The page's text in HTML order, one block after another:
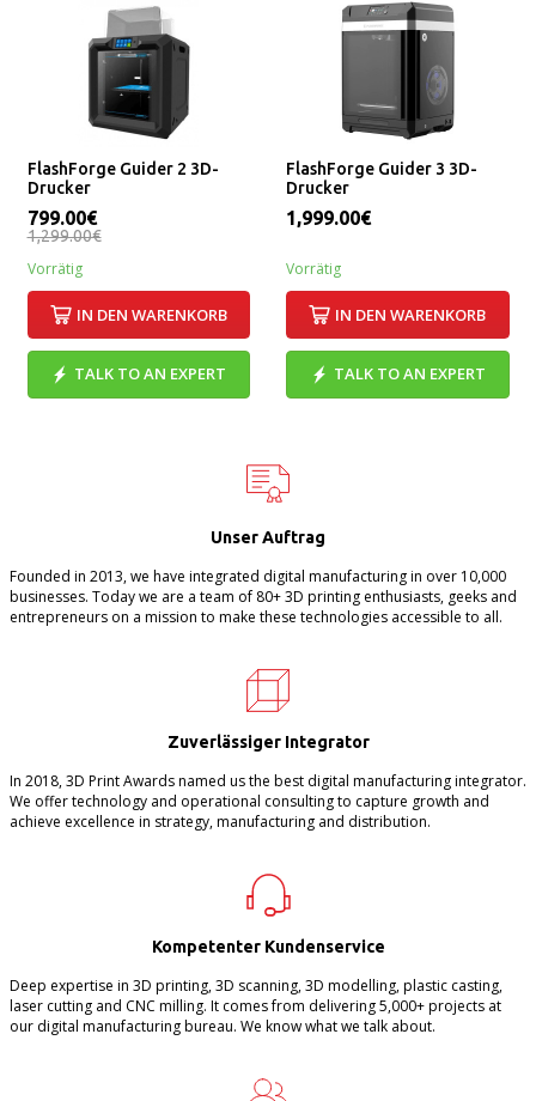
FlashForge Guider 2 3D-
Drucker
799.00€
1,299.00€
Vorrätig
IN DEN WARENKORB
TALK TO AN EXPERT
FlashForge Guider 3 3D-
Drucker
1,999.00€
Vorrätig
IN DEN WARENKORB
TALK TO AN EXPERT
Unser Auftrag
Founded in 2013, we have integrated digital manufacturing in over 10,000
businesses. Today we are a team of 80+ 3D printing enthusiasts, geeks and
entrepreneurs on a mission to make these technologies accessible to all.
Zuverlässiger Integrator
In 2018, 3D Print Awards named us the best digital manufacturing integrator.
We offer technology and operational consulting to capture growth and
achieve excellence in strategy, manufacturing and distribution.
Kompetenter Kundenservice
Deep expertise in 3D printing, 3D scanning, 3D modelling, plastic casting,
laser cutting and CNC milling. It comes from delivering 5,000+ projects at
our digital manufacturing bureau. We know what we talk about.